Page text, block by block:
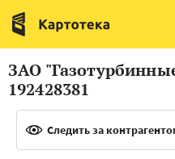
Италия
Люксембург
Латвия
Словения
ЗАО
192428381
Следить за